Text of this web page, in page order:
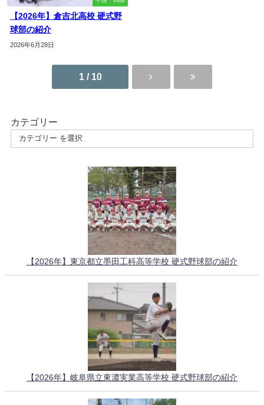
【2026年】倉吉北高校 硬式野
球部の紹介
2026年6月28日
1 / 10
カテゴリー
【2026年】東京都立墨田工科高等学校 硬式野球部の紹介
【2026年】岐阜県立東濃実業高等学校 硬式野球部の紹介